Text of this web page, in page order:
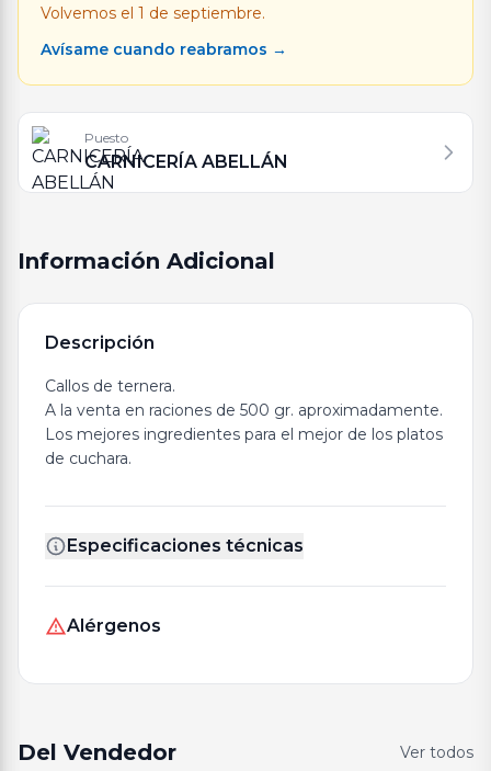
Volvemos el 1 de septiembre.
Avísame cuando reabramos →
Puesto
CARNICERÍA ABELLÁN
Información Adicional
Descripción
Callos de ternera.
A la venta en raciones de 500 gr. aproximadamente.
Los mejores ingredientes para el mejor de los platos
de cuchara.
Especificaciones técnicas
Alérgenos
Del Vendedor Ver todos